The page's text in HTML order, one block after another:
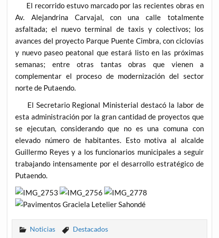
El recorrido estuvo marcado por las recientes obras en
Av. Alejandrina Carvajal, con una calle totalmente
asfaltada; el nuevo terminal de taxis y colectivos; los
avances del proyecto Parque Puente Cimbra, con ciclovías
y nuevo paseo peatonal que estará listo en las próximas
semanas; entre otras tantas obras que vienen a
complementar el proceso de modernización del sector
norte de Putaendo.
El Secretario Regional Ministerial destacó la labor de
esta administración por la gran cantidad de proyectos que
se ejecutan, considerando que no es una comuna con
elevado número de habitantes. Esto motiva al alcalde
Guillermo Reyes y a los funcionarios municipales a seguir
trabajando intensamente por el desarrollo estratégico de
Putaendo.
Noticias Destacados